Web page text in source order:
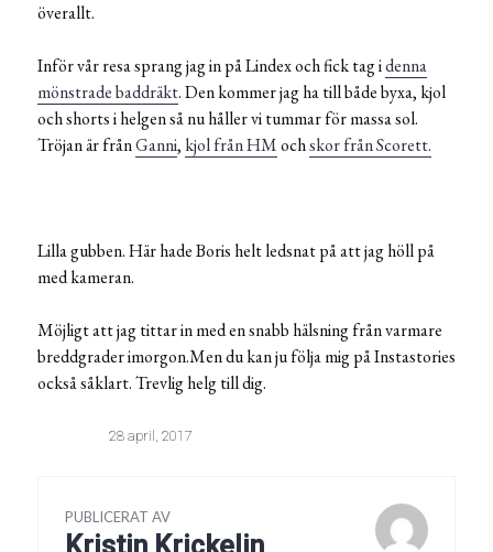
överallt.
Inför vår resa sprang jag in på Lindex och fick tag idenna
mönstrade baddräkt. Den kommer jag ha till både byxa, kjol
och shorts i helgen så nu håller vi tummar för massa sol.
Tröjan är frånGanni, kjol från HMochskor från Scorett.
Lilla gubben. Här hade Boris helt ledsnat på att jag höll på
med kameran.
Möjligt att jag tittar in med en snabb hälsning från varmare
breddgrader imorgon.Men du kan ju följa mig på Instastories
också såklart. Trevlig helg till dig.
28 april, 2017
PUBLICERAT AV